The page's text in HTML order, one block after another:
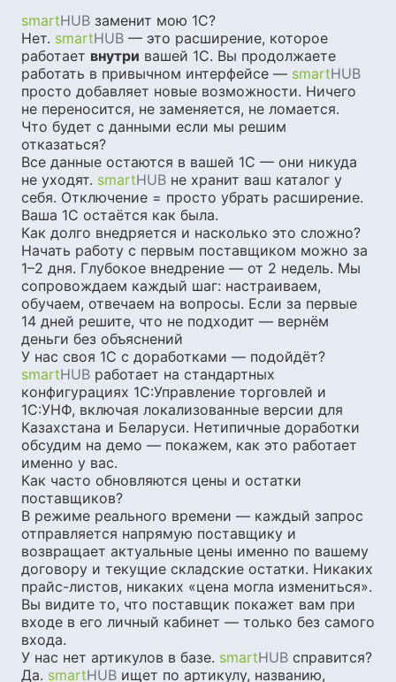
smartHUB заменит мою 1С?
Нет. smartHUB — это расширение, которое
работает внутри вашей 1С. Вы продолжаете
работать в привычном интерфейсе — smartHUB
просто добавляет новые возможности. Ничего
не переносится, не заменяется, не ломается.
Что будет с данными если мы решим
отказаться?
Все данные остаются в вашей 1С — они никуда
не уходят. smartHUB не хранит ваш каталог у
себя. Отключение = просто убрать расширение.
Ваша 1С остаётся как была.
Как долго внедряется и насколько это сложно?
Начать работу с первым поставщиком можно за
1–2 дня. Глубокое внедрение — от 2 недель. Мы
сопровождаем каждый шаг: настраиваем,
обучаем, отвечаем на вопросы. Если за первые
14 дней решите, что не подходит — вернём
деньги без объяснений
У нас своя 1С с доработками — подойдёт?
smartHUB работает на стандартных
конфигурациях 1С:Управление торговлей и
1С:УНФ, включая локализованные версии для
Казахстана и Беларуси. Нетипичные доработки
обсудим на демо — покажем, как это работает
именно у вас.
Как часто обновляются цены и остатки
поставщиков?
В режиме реального времени — каждый запрос
отправляется напрямую поставщику и
возвращает актуальные цены именно по вашему
договору и текущие складские остатки. Никаких
прайс-листов, никаких «цена могла измениться».
Вы видите то, что поставщик покажет вам при
входе в его личный кабинет — только без самого
входа.
У нас нет артикулов в базе. smartHUB справится?
Да. smartHUB ищет по артикулу, названию,